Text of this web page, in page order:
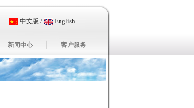
中文版 / English
新闻中心 客户服务